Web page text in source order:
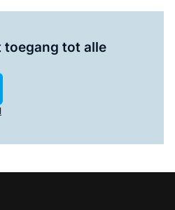
toegang tot alle